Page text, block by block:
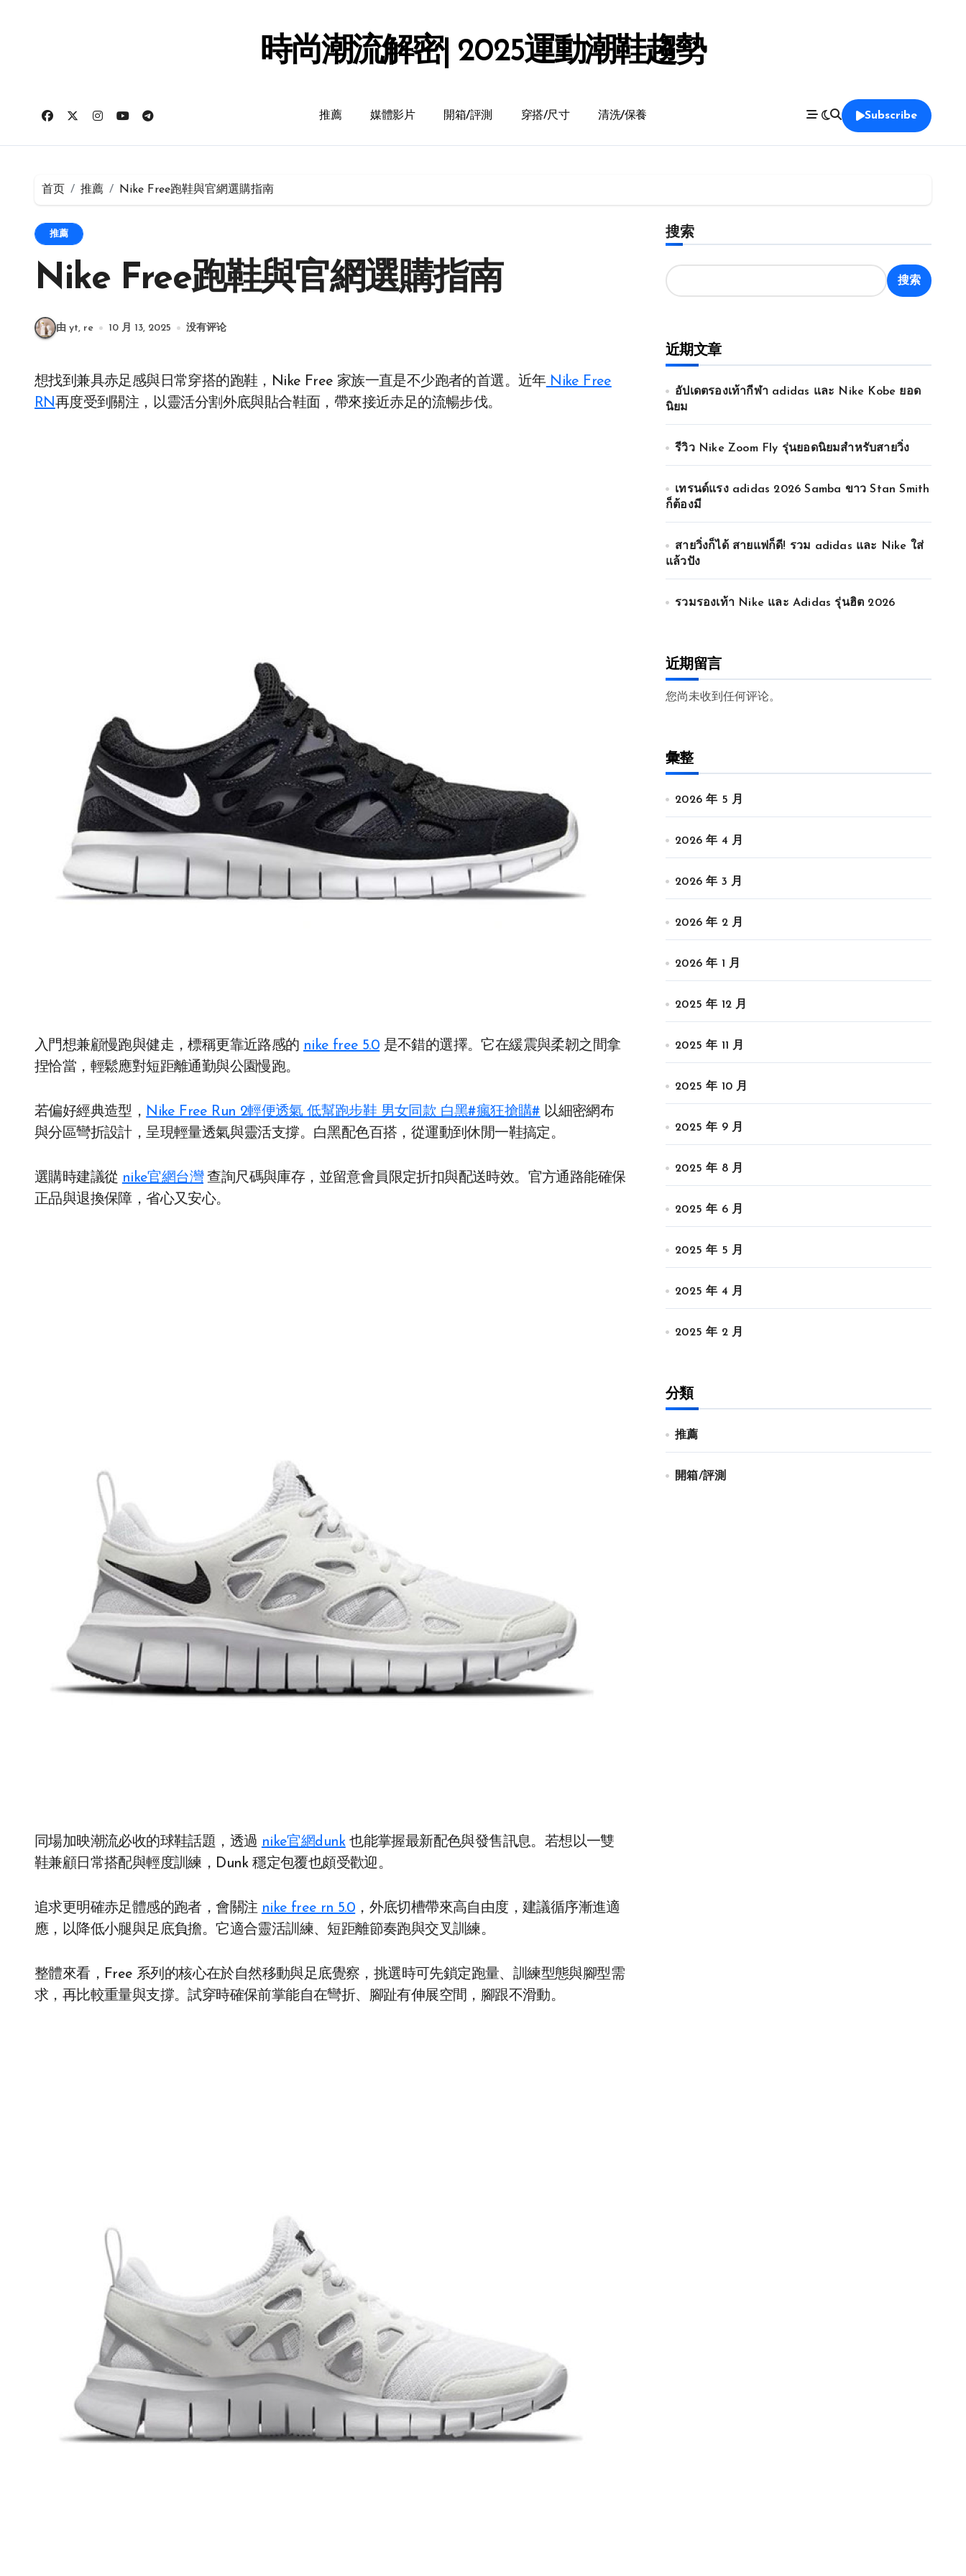
時尚潮流解密| 2025運動潮鞋趨勢
推薦 媒體影片 開箱/評測 穿搭/尺寸 清洗/保養 Subscribe
首页 推薦 Nike Free跑鞋與官網選購指南
推薦
Nike Free跑鞋與官網選購指南
由 yt, re 10 月 13, 2025 没有评论
想找到兼具赤足感與日常穿搭的跑鞋，Nike Free 家族一直是不少跑者的首選。近年Nike Free
RN再度受到關注，以靈活分割外底與貼合鞋面，帶來接近赤足的流暢步伐。
入門想兼顧慢跑與健走，標稱更靠近路感的 nike free 5.0 是不錯的選擇。它在緩震與柔韌之間拿
捏恰當，輕鬆應對短距離通勤與公園慢跑。
若偏好經典造型， Nike Free Run 2輕便透氣 低幫跑步鞋 男女同款 白黑#瘋狂搶購# 以細密網布
與分區彎折設計，呈現輕量透氣與靈活支撐。白黑配色百搭，從運動到休閒一鞋搞定。
選購時建議從 nike官網台灣查詢尺碼與庫存，並留意會員限定折扣與配送時效。官方通路能確保
正品與退換保障，省心又安心。
同場加映潮流必收的球鞋話題，透過 nike官網dunk也能掌握最新配色與發售訊息。若想以一雙
鞋兼顧日常搭配與輕度訓練，Dunk 穩定包覆也頗受歡迎。
追求更明確赤足體感的跑者，會關注 nike free rn 5.0 ，外底切槽帶來高自由度，建議循序漸進適
應，以降低小腿與足底負擔。它適合靈活訓練、短距離節奏跑與交叉訓練。
整體來看，Free 系列的核心在於自然移動與足底覺察，挑選時可先鎖定跑量、訓練型態與腳型需
求，再比較重量與支撐。試穿時確保前掌能自在彎折、腳趾有伸展空間，腳跟不滑動。
搜索
搜索
近期文章
อัปเดตรองเท้ากีฬา adidas และ Nike Kobe ยอด
นิยม
รีวิว Nike Zoom Fly รุ่นยอดนิยมสำหรับสายวิ่ง
เทรนด์แรง adidas 2026 Samba ขาว Stan Smith
ก็ต้องมี
สายวิ่งก็ได้ สายแฟก็ดี! รวม adidas และ Nike ใส่
แล้วปัง
รวมรองเท้า Nike และ Adidas รุ่นฮิต 2026
近期留言
您尚未收到任何评论。
彙整
2026 年 5 月
2026 年 4 月
2026 年 3 月
2026 年 2 月
2026 年 1 月
2025 年 12 月
2025 年 11 月
2025 年 10 月
2025 年 9 月
2025 年 8 月
2025 年 6 月
2025 年 5 月
2025 年 4 月
2025 年 2 月
分類
推薦
開箱/評測